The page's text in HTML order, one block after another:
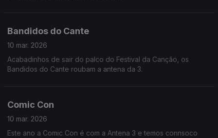
Bandidos do Cante
10 mar. 2026
Acabadinhos de sair do palco do Festival da Canção, os
Bandidos do Cante roubam a antena da 3.
Comic Con
10 mar. 2026
Este ano a Comic Con é com a Antena 3 e temos connsoco